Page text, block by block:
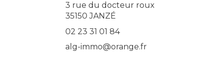
3 rue du docteur roux
35150JANZÉ
02 23 31 01 84
alg-immo@orange.fr